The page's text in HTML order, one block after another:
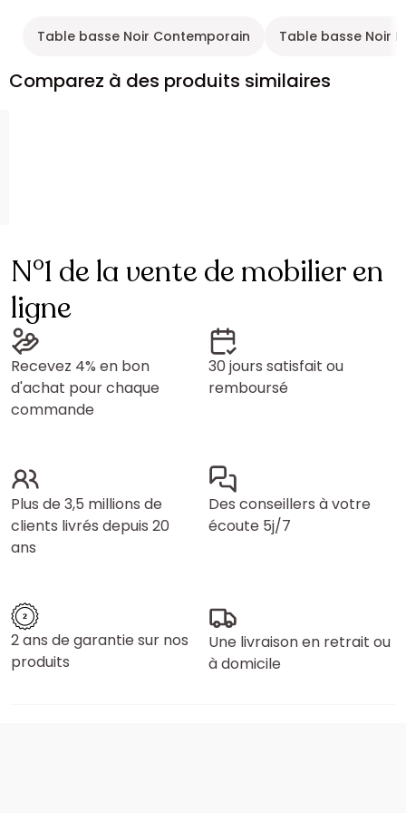
Table basse Noir Contemporain Table basse Noir
Comparez à des produits similaires
N°1 de la vente de mobilier en
ligne
Recevez 4% en bon
d'achat pour chaque
commande
30 jours satisfait ou
remboursé
Plus de 3,5 millions de
clients livrés depuis 20
ans
Des conseillers à votre
écoute 5j/7
2 ans de garantie sur nos
produits
Une livraison en retrait ou
à domicile